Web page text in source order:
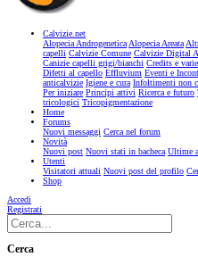
Calvizie.net
Alopecia AndrogeneticaAlopecia Areata
capelli Calvizie Comune Calvizie Digital
Canizie capelli grigi/bianchi Credits e varie
Difetti al capello Effluvium Eventi e
anticalvizie Igiene e cura Infoltimenti non
Per iniziare Principi attivi Ricerca e futuro
tricologici Tricopigmentazione
Home
Forums
Nuovi messaggi Cerca nel forum
Novità
Nuovi post Nuovi stati in bacheca Ultime
Utenti
Visitatori attuali Nuovi post del profilo
Shop
Accedi
Registrati
Cerca